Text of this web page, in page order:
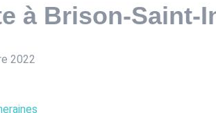
à Brison-Saint-
2022